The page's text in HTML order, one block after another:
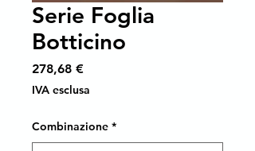
Serie Foglia
Botticino
278,68 €Prezzo
IVA esclusa
Combinazione *